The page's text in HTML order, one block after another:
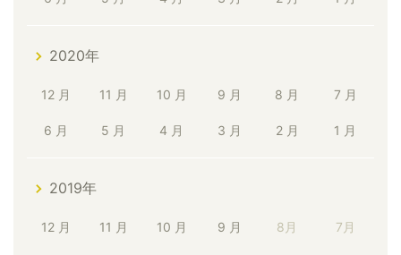
2020年
12 月 11 月 10 月 9 月 8 月 7 月
6 月 5 月 4 月 3 月 2 月 1 月
2019年
12 月 11 月 10 月 9 月 8月 7月